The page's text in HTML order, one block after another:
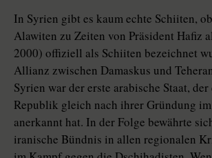
In Syrien gibt es kaum echte Schi­iten,
Alawiten zu Zeiten von Präsident Hafiz
2000) offiziell als Schiiten bezeichnet
Allianz zwischen Damaskus und
Syrien war der erste arabische Staat,
Republik gleich nach ihrer Gründung
anerkannt hat. In der Folge bewährte
iranische Bündnis in allen regionalen